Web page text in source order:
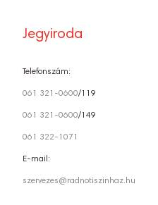
Jegyiroda
Telefonszám:
061 321-0600/119
061 321-0600/149
061 322-1071
E-mail:
szervezes@radnotiszinhaz.hu